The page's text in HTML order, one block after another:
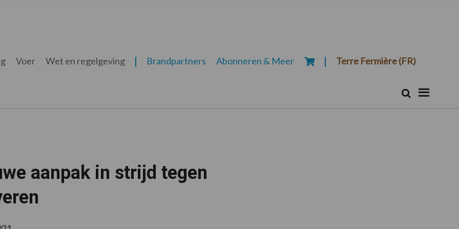
Voer Wet en regelgeving Brandpartners Abonneren & Meer Terre Fermière (FR)
Zoek
aanpak in strijd tegen